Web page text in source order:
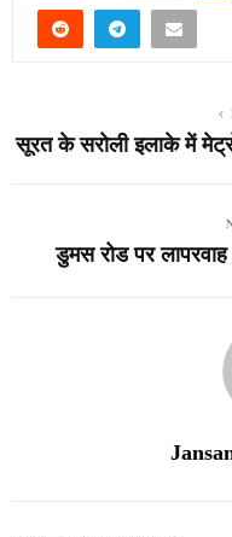
सूरत के सरोली इलाके में
डुमस रोड पर